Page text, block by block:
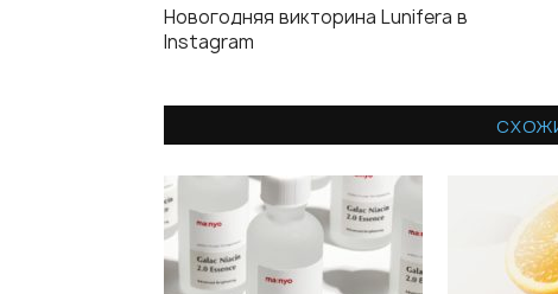
Новогодняя викторина Lunifera в
Instagram